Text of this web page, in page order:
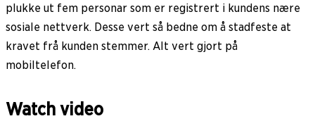
plukke ut fem personar som er registrert i kundens nære
sosiale nettverk. Desse vert så bedne om å stadfeste at
kravet frå kunden stemmer. Alt vert gjort på
mobiltelefon.
Watch video